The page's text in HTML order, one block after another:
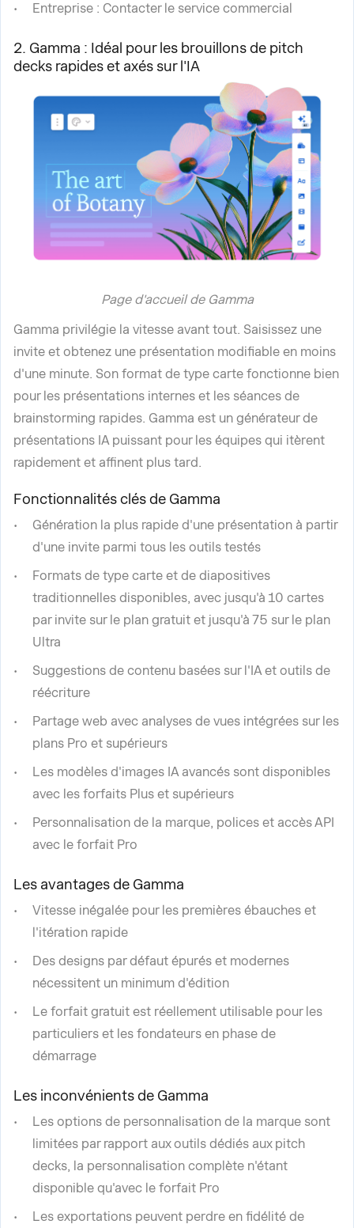
Entreprise : Contacter le service commercial
2. Gamma : Idéal pour les brouillons de pitch
decks rapides et axés sur l'IA
Page d'accueil de Gamma
Gamma privilégie la vitesse avant tout. Saisissez une
invite et obtenez une présentation modifiable en moins
d'une minute. Son format de type carte fonctionne bien
pour les présentations internes et les séances de
brainstorming rapides. Gamma est un générateur de
présentations IA puissant pour les équipes qui itèrent
rapidement et affinent plus tard.
Fonctionnalités clés de Gamma
Génération la plus rapide d'une présentation à partir
d'une invite parmi tous les outils testés
Formats de type carte et de diapositives
traditionnelles disponibles, avec jusqu'à 10 cartes
par invite sur le plan gratuit et jusqu'à 75 sur le plan
Ultra
Suggestions de contenu basées sur l'IA et outils de
réécriture
Partage web avec analyses de vues intégrées sur les
plans Pro et supérieurs
Les modèles d'images IA avancés sont disponibles
avec les forfaits Plus et supérieurs
Personnalisation de la marque, polices et accès API
avec le forfait Pro
Les avantages de Gamma
Vitesse inégalée pour les premières ébauches et
l'itération rapide
Des designs par défaut épurés et modernes
nécessitent un minimum d'édition
Le forfait gratuit est réellement utilisable pour les
particuliers et les fondateurs en phase de
démarrage
Les inconvénients de Gamma
Les options de personnalisation de la marque sont
limitées par rapport aux outils dédiés aux pitch
decks, la personnalisation complète n'étant
disponible qu'avec le forfait Pro
Les exportations peuvent perdre en fidélité de